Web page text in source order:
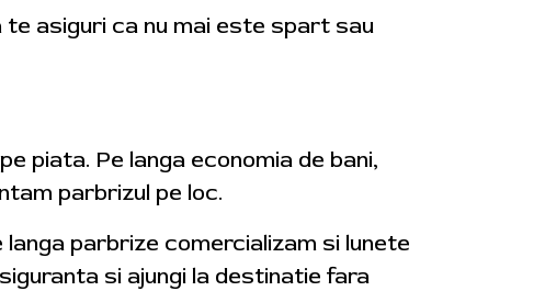
asiguri ca nu mai este spart sau
piata. Pe langa economia de bani,
parbrizul pe loc.
parbrize comercializam si lunete
si ajungi la destinatie fara